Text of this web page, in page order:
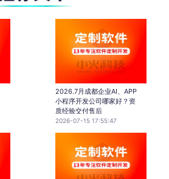
2026.7月成都企业AI、APP
小程序开发公司哪家好？资
质经验交付售后
2026-07-15 17:55:47